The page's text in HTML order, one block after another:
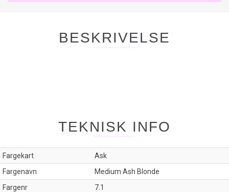
BESKRIVELSE
TEKNISK INFO
Fargekart
Ask
Fargenavn
Medium Ash Blonde
Fargenr
7.1